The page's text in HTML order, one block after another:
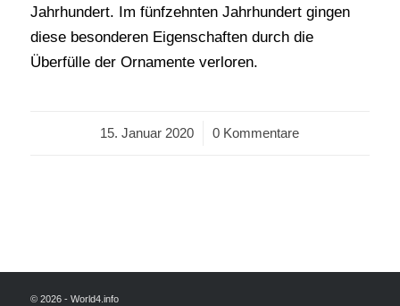
Jahrhundert. Im fünfzehnten Jahrhundert gingen
diese besonderen Eigenschaften durch die
Überfülle der Ornamente verloren.
15. Januar 2020
/ 0 Kommentare
© 2026 - World4.info